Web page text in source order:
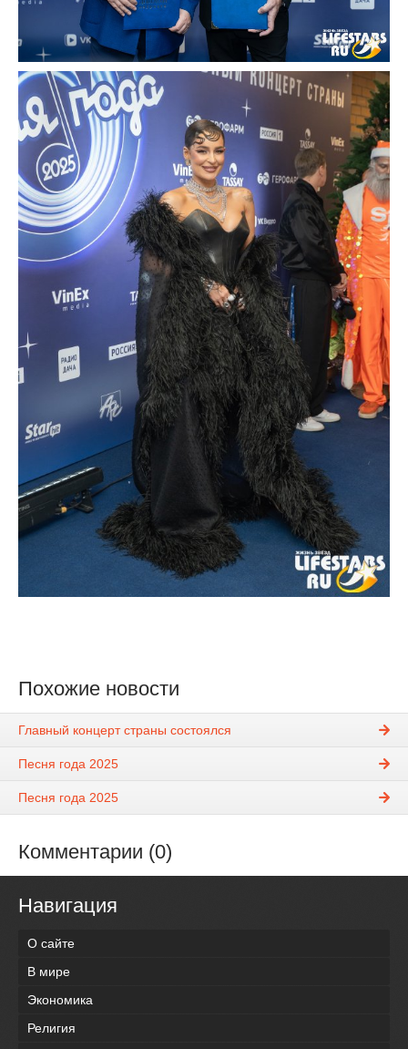
Похожие новости
Главный концерт страны состоялся
Песня года 2025
Песня года 2025
Комментарии (0)
Навигация
О сайте
В мире
Экономика
Религия